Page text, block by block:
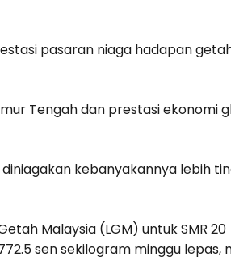
pasaran niaga hadapan
Tengah dan prestasi ekonomi
kebanyakannya lebih
Malaysia (LGM) untuk SMR 20
sen sekilogram minggu lepas,